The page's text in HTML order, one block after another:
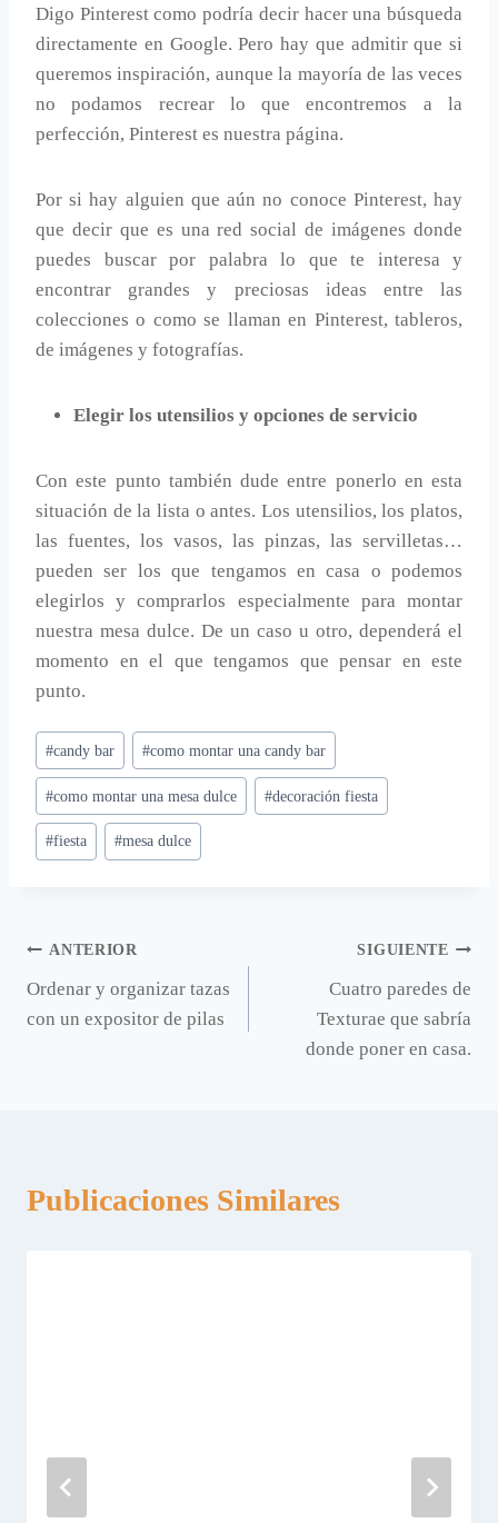
Digo Pinterest como podría decir hacer una búsqueda
directamente en Google. Pero hay que admitir que si
queremos inspiración, aunque la mayoría de las veces
no podamos recrear lo que encontremos a la
perfección, Pinterest es nuestra página.
Por si hay alguien que aún no conoce Pinterest, hay
que decir que es una red social de imágenes donde
puedes buscar por palabra lo que te interesa y
encontrar grandes y preciosas ideas entre las
colecciones o como se llaman en Pinterest, tableros,
de imágenes y fotografías.
Elegir los utensilios y opciones de servicio
Con este punto también dude entre ponerlo en esta
situación de la lista o antes. Los utensilios, los platos,
las fuentes, los vasos, las pinzas, las servilletas…
pueden ser los que tengamos en casa o podemos
elegirlos y comprarlos especialmente para montar
nuestra mesa dulce. De un caso u otro, dependerá el
momento en el que tengamos que pensar en este
punto.
Etiquetas
de
la
entrada:
#candy bar #como montar una candy bar
#como montar una mesa dulce #decoración fiesta
#fiesta #mesa dulce
Navegación
de
ANTERIOR
Ordenar y organizar tazas
con un expositor de pilas
SIGUIENTE
Cuatro paredes de
Texturae que sabría
donde poner en casa.
Publicaciones Similares